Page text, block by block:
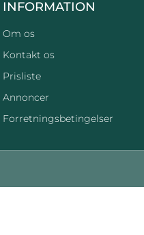
INFORMATION
Om os
Kontakt os
Prisliste
Annoncer
Forretningsbetingelser